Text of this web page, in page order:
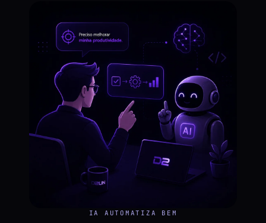
IA AUTOMATIZA BEM